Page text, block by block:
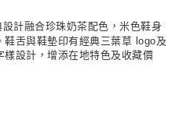
運費
計融合珍珠奶茶配色，米色鞋身
舌與鞋墊印有經典三葉草 logo及
設計，增添在地特色及收藏價